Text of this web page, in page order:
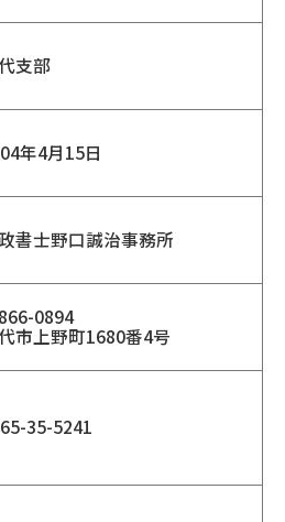
支部
年4月15日
書士野口誠治事務所
0894
市上野町1680番4号
35-5241